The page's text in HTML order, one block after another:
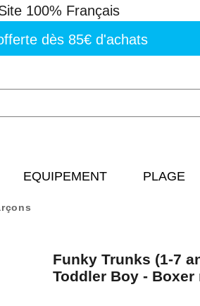
100% Français
dès 85€ d'achats
EQUIPEMENT PLAGE
Funky Trunks (1-7
Toddler Boy -